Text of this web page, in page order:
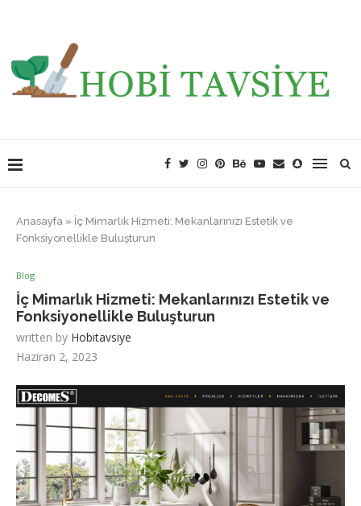
Anasayfa » İç Mimarlık Hizmeti: Mekanlarınızı Estetik ve
Fonksiyonellikle Buluşturun
Blog
İç Mimarlık Hizmeti: Mekanlarınızı Estetik ve
Fonksiyonellikle Buluşturun
written by Hobitavsiye
Haziran 2, 2023